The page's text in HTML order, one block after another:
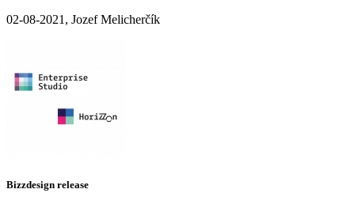
02-08-2021, Jozef Melicherčík
Bizzdesign release